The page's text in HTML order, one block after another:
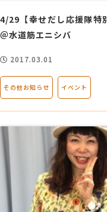
4/29【幸せだし応援隊特
＠水道筋エニシバ
2017.03.01
その他お知らせ イベント